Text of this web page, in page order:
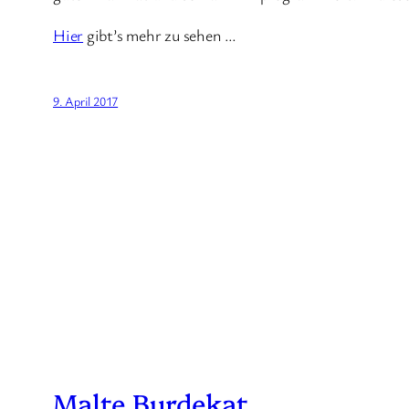
Hier gibt’s mehr zu sehen …
9. April 2017